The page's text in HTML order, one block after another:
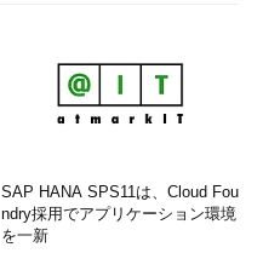
SAP HANA SPS11は、Cloud Fou
ndry採用でアプリケーション環境
を一新